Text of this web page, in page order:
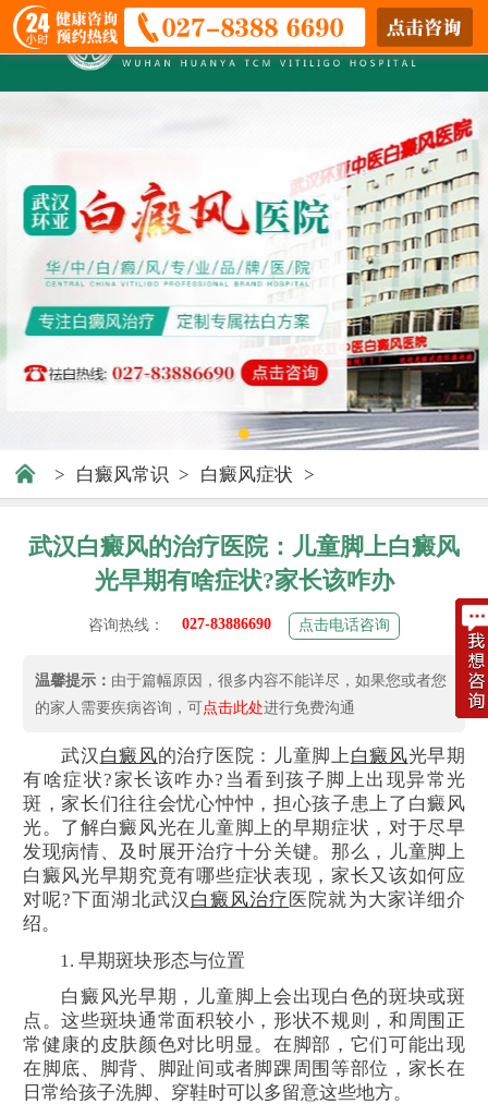
> 白癜风常识 > 白癜风症状 >
武汉白癜风的治疗医院：儿童脚上白癜风
光早期有啥症状?家长该咋办
咨询热线： 027-83886690 点击电话咨询
温馨提示： 由于篇幅原因，很多内容不能详尽，如果您或者您
的家人需要疾病咨询，可点击此处进行免费沟通
武汉 白癜风的治疗医院：儿童脚上白癜风光早期
有啥症状?家长该咋办?当看到孩子脚上出现异常光
斑，家长们往往会忧心忡忡，担心孩子患上了白癜风
光。了解白癜风光在儿童脚上的早期症状，对于尽早
发现病情、及时展开治疗十分关键。那么，儿童脚上
白癜风光早期究竟有哪些症状表现，家长又该如何应
对呢?下面湖北武汉 白癜风治疗 医院就为大家详细介
绍。
1. 早期斑块形态与位置
白癜风光早期，儿童脚上会出现白色的斑块或斑
点。这些斑块通常面积较小，形状不规则，和周围正
常健康的皮肤颜色对比明显。在脚部，它们可能出现
在脚底、脚背、脚趾间或者脚踝周围等部位，家长在
日常给孩子洗脚、穿鞋时可以多留意这些地方。